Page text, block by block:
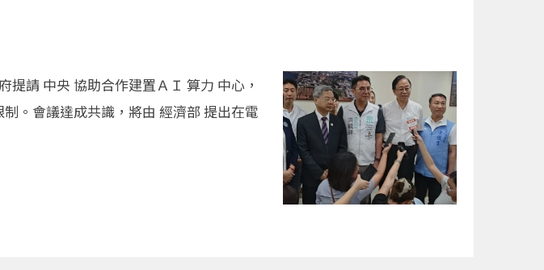
請 中央 協助合作建置ＡＩ 算力 中心，
。會議達成共識，將由 經濟部 提出在電